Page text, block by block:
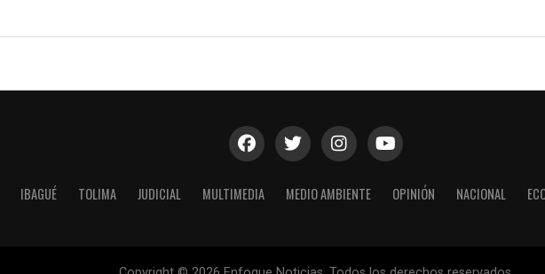
IBAGUÉ TOLIMA JUDICIAL MULTIMEDIA MEDIO AMBIENTE OPINIÓN NACIONAL